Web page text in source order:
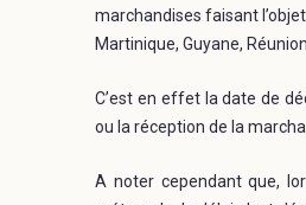
marchandises faisant
Martinique, Guyane,
C’est en effet la date de
ou la réception de la
A noter cependant que,